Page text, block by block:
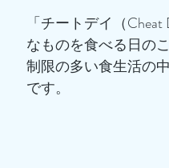
「チートデイ（
なものを食べる日の
制限の多い食生活の
です。